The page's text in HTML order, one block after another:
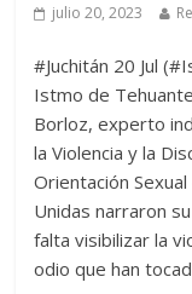
julio 20, 2023
#Juchitán 20 Jul
Istmo de
Borloz, experto
la Violencia y la
Orientación
Unidas narraron
falta visibilizar la
odio que han